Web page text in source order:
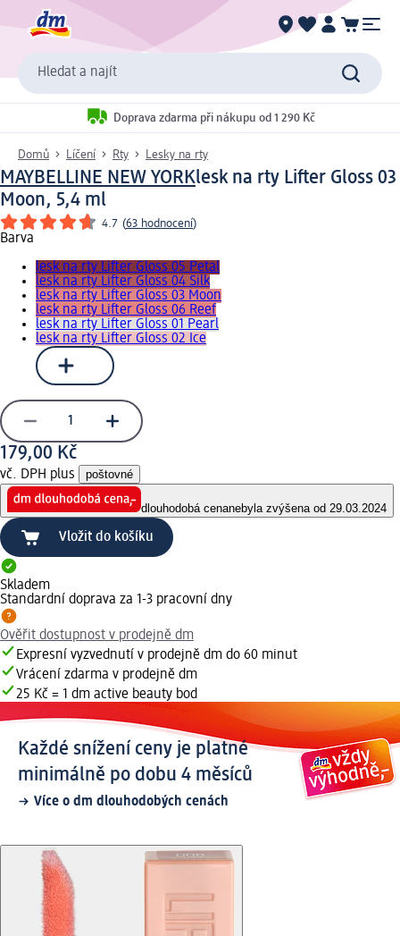
Hledat a najít
Doprava zdarma při nákupu od 1 290 Kč
Domů Líčení Rty Lesky na rty
MAYBELLINE NEW YORKlesk na rty Lifter Gloss 03
Moon, 5,4 ml
4.7 (63 hodnocení)
Barva
lesk na rty Lifter Gloss 05 Petal
lesk na rty Lifter Gloss 04 Silk
lesk na rty Lifter Gloss 03 Moon
lesk na rty Lifter Gloss 06 Reef
lesk na rty Lifter Gloss 01 Pearl
lesk na rty Lifter Gloss 02 Ice
179,00 Kč
vč. DPH plus poštovné
dlouhodobá cenanebyla zvýšena od 29.03.2024
Vložit do košíku
Skladem
Standardní doprava za 1-3 pracovní dny
Ověřit dostupnost v prodejně dm
Expresní vyzvednutí v prodejně dm do 60 minut
Vrácení zdarma v prodejně dm
25 Kč = 1 dm active beauty bod
Každé snížení ceny je platné
minimálně po dobu 4 měsíců
Více o dm dlouhodobých cenách